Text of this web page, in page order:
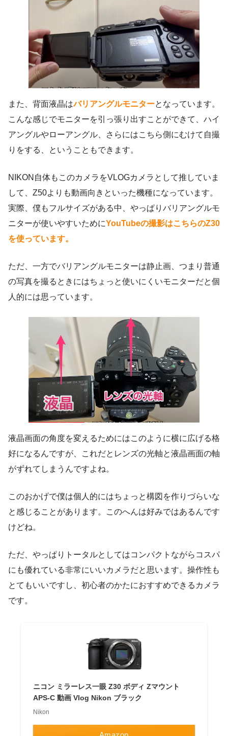
また、背面液晶はバリアングルモニターとなっています。
こんな感じでモニターを引っ張り出すことができて、ハイ
アングルやローアングル、さらにはこちら側にむけて自撮
りをする、ということもできます。
NIKON自体もこのカメラをVLOGカメラとして推していま
して、Z50よりも動画向きといった機種になっています。
実際、僕もフルサイズがある中、やっぱりバリアングルモ
ニターが使いやすいためにYouTubeの撮影はこちらのZ30
を使っています。
ただ、一方でバリアングルモニターは静止画、つまり普通
の写真を撮るときにはちょっと使いにくいモニターだと個
人的には思っています。
液晶画面の角度を変えるためにはこのように横に広げる格
好になるんですが、これだとレンズの光軸と液晶画面の軸
がずれてしまうんですよね。
このおかげで僕は個人的にはちょっと構図を作りづらいな
と感じることがあります。このへんは好みではあるんです
けどね。
ただ、やっぱりトータルとしてはコンパクトながらコスパ
にも優れている非常にいいカメラだと思います。操作性も
とてもいいですし、初心者のかたにおすすめできるカメラ
です。
ニコン ミラーレス一眼 Z30 ボディ Zマウント
APS-C 動画 Vlog Nikon ブラック
Nikon